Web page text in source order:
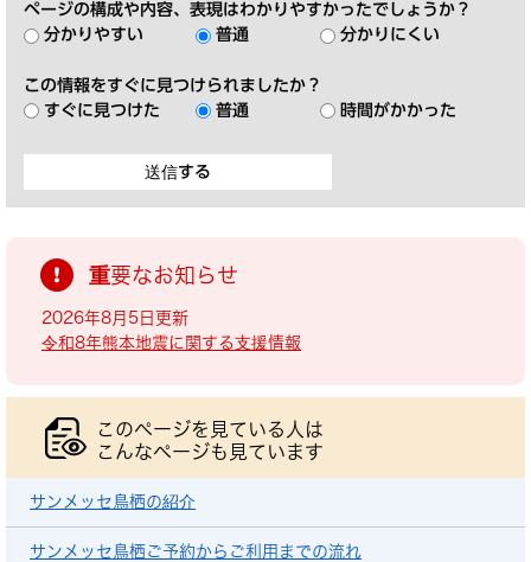
ページの構成や内容、表現はわかりやすかったでしょうか？
分かりやすい
普通 分かりにくい
この情報をすぐに見つけられましたか？
すぐに見つけた
普通 時間がかかった
重要なお知らせ
2026年8月5日更新
令和8年熊本地震に関する支援情報
このページを見ている人は
こんなページも見ています
サンメッセ鳥栖の紹介
サンメッセ鳥栖ご予約からご利用までの流れ